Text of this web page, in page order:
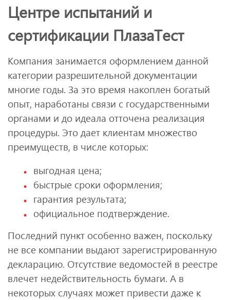
Центре испытаний и
сертификации ПлазаТест
Компания занимается оформлением данной
категории разрешительной документации
многие годы. За это время накоплен богатый
опыт, наработаны связи с государственными
органами и до идеала отточена реализация
процедуры. Это дает клиентам множество
преимуществ, в числе которых:
выгодная цена;
быстрые сроки оформления;
гарантия результата;
официальное подтверждение.
Последний пункт особенно важен, поскольку
не все компании выдают зарегистрированную
декларацию. Отсутствие ведомостей в реестре
влечет недействительность бумаги. А в
некоторых случаях может привести даже к